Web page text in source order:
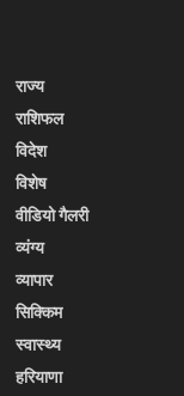
राज्य
राशिफल
विदेश
विशेष
वीडियो गैलरी
व्यंग्य
व्यापार
सिक्किम
स्वास्थ्य
हरियाणा